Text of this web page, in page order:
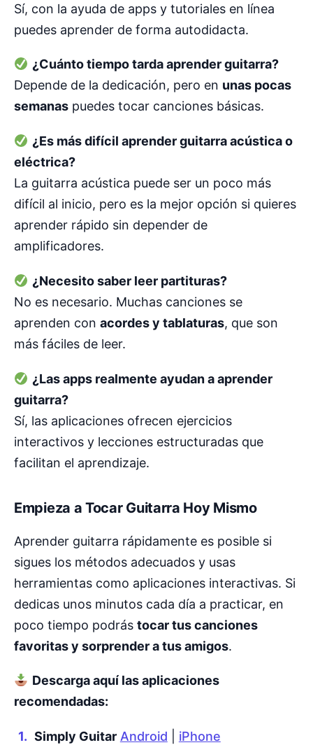
Sí, con la ayuda de apps y tutoriales en línea
puedes aprender de forma autodidacta.
¿Cuánto tiempo tarda aprender guitarra?
Depende de la dedicación, pero en unas pocas
semanas puedes tocar canciones básicas.
¿Es más difícil aprender guitarra acústica o
eléctrica?
La guitarra acústica puede ser un poco más
difícil al inicio, pero es la mejor opción si quieres
aprender rápido sin depender de
amplificadores.
¿Necesito saber leer partituras?
No es necesario. Muchas canciones se
aprenden con acordes y tablaturas, que son
más fáciles de leer.
¿Las apps realmente ayudan a aprender
guitarra?
Sí, las aplicaciones ofrecen ejercicios
interactivos y lecciones estructuradas que
facilitan el aprendizaje.
Empieza a Tocar Guitarra Hoy Mismo
Aprender guitarra rápidamente es posible si
sigues los métodos adecuados y usas
herramientas como aplicaciones interactivas. Si
dedicas unos minutos cada día a practicar, en
poco tiempo podrás tocar tus canciones
favoritas y sorprender a tus amigos.
Descarga aquí las aplicaciones
recomendadas:
Simply Guitar Android iPhone